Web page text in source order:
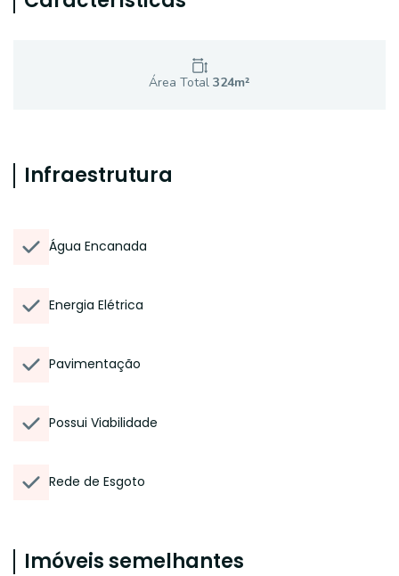
Área Total 324m²
Infraestrutura
Água Encanada
Energia Elétrica
Pavimentação
Possui Viabilidade
Rede de Esgoto
Imóveis semelhantes